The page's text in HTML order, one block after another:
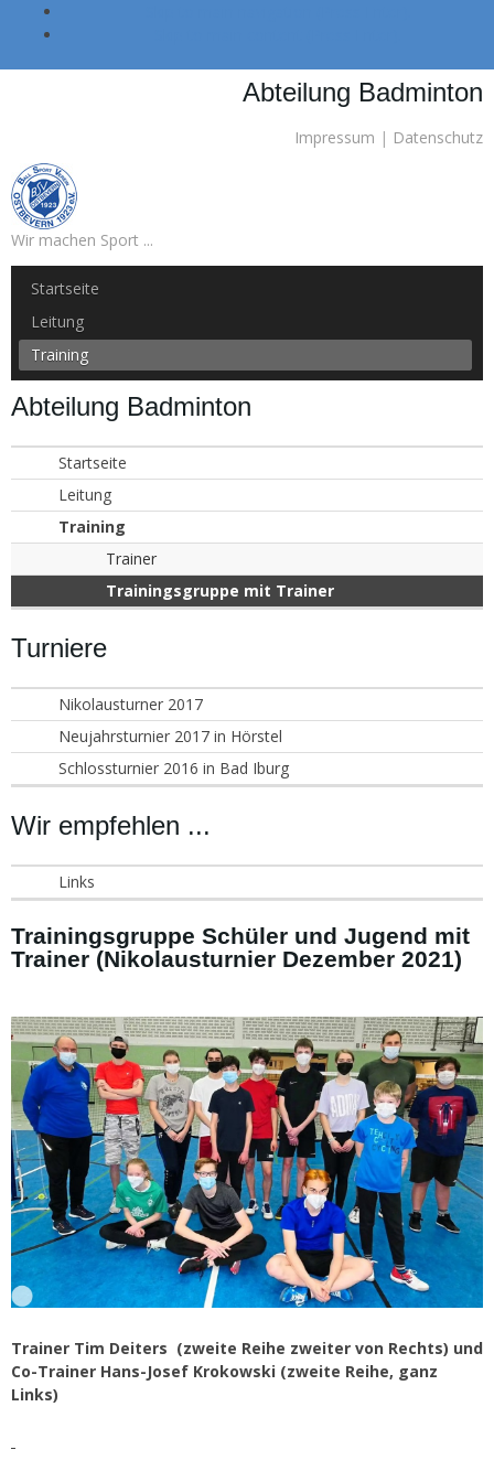
Abteilung Badminton
Impressum | Datenschutz
Wir machen Sport ...
Startseite
Leitung
Training
Abteilung Badminton
Startseite
Leitung
Training
Trainer
Trainingsgruppe mit Trainer
Turniere
Nikolausturner 2017
Neujahrsturnier 2017 in Hörstel
Schlossturnier 2016 in Bad Iburg
Wir empfehlen ...
Links
Trainingsgruppe Schüler und Jugend mit
Trainer (Nikolausturnier Dezember 2021)
Trainer Tim Deiters (zweite Reihe zweiter von Rechts) und
Co-Trainer Hans-Josef Krokowski (zweite Reihe, ganz
Links)